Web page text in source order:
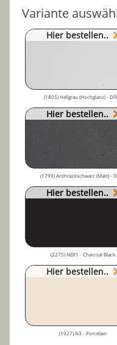
Variante
Hier bestellen..
(1805) Hellgrau (Hochglanz) -
Hier bestellen..
(1799) Anthrazitschwarz (Matt) -
Hier bestellen..
(2275) NE81 - Charcoal Black
Hier bestellen..
(1927) N3 - Porcelain